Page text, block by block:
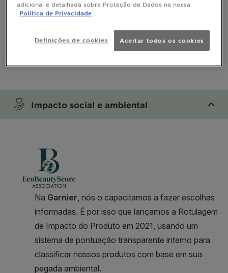
Ingredientes
Impacto social e ambiental
adicional e detalhada sobre Proteção de Dados na nossa
Política de Privacidade
Definições de cookies Aceitar todos os cookies